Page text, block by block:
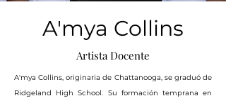
A'mya Collins
Artista Docente
A'mya Collins, originaria de Chattanooga, se graduó de
Ridgeland High School. Su formación temprana en